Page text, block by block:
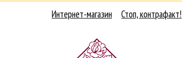
Интернет-магазин Стоп, контрафакт!